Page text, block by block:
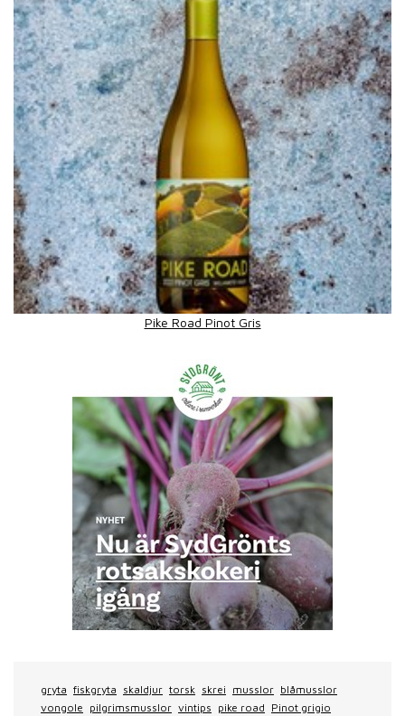
Pike Road Pinot Gris
gryta fiskgryta skaldjur torsk skrei musslor blåmusslor
vongole pilgrimsmusslor vintips pike road Pinot grigio